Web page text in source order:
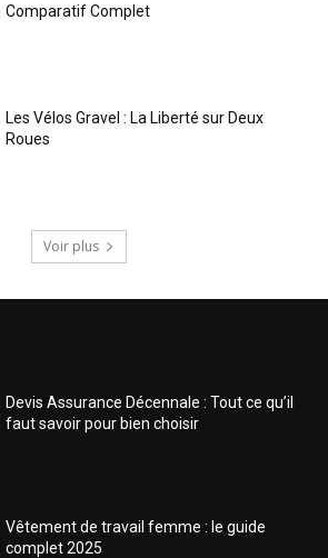
Comparatif Complet
Les Vélos Gravel : La Liberté sur Deux
Roues
Voir plus
Devis Assurance Décennale : Tout ce qu’il
faut savoir pour bien choisir
Vêtement de travail femme : le guide
complet 2025